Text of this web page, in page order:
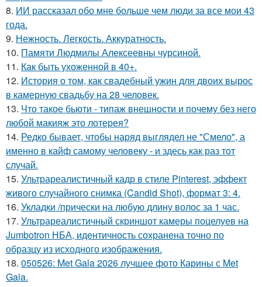
8. ИИ рассказал обо мне больше чем люди за все мои 43
года.
9. Нежность. Легкость. Аккуратность.
10. Памяти Людмилы Алексеевны чурсиной.
11. Как быть ухоженной в 40+.
12. История о том, как свадебный ужин для двоих вырос
в камерную свадьбу на 28 человек.
13. Что такое бьюти - типаж внешности и почему без него
любой макияж это лотерея?
14. Редко бывает, чтобы наряд выглядел не "Смело", а
именно в кайф самому человеку - и здесь как раз тот
случай.
15. Ультрареалистичный кадр в стиле Pinterest, эффект
живого случайного снимка (Candid Shot), формат 3: 4.
16. Укладки /прически на любую длину волос за 1 час.
17. Ультрареалистичный скриншот камеры поцелуев на
Jumbotron НБА, идентичность сохранена точно по
образцу из исходного изображения.
18. 050526: Met Gala 2026 лучшее фото Карины с Met
Gala.